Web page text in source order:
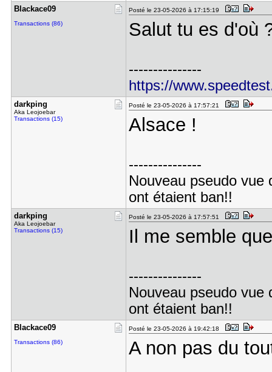
Blackace09
Transactions (86)
Posté le 23-05-2026 à 17:15:19
Salut tu es d'où
---------------
https://
darkping
Aka Leojoebar
Transactions (15)
Posté le 23-05-2026 à 17:57:21
Alsace !
---------------
Nouveau pseudo
ont étaient ban!!
darkping
Aka Leojoebar
Transactions (15)
Posté le 23-05-2026 à 17:57:51
Il me semble
---------------
Nouveau pseudo
ont étaient ban!!
Blackace09
Transactions (86)
Posté le 23-05-2026 à 19:42:18
A non pas du